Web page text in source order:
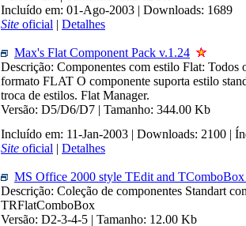
Incluído em: 01-Ago-2003 | Downloads: 1689
Site oficial | Detalhes
Max's Flat Component Pack v.1.24
Descrição: Componentes com estilo Flat: Todos
formato FLAT O componente suporta estilo
troca de estilos. Flat Manager.
Versão: D5/D6/D7 | Tamanho: 344.00 Kb
Incluído em: 11-Jan-2003 | Downloads: 2100 |
Site oficial | Detalhes
MS Office 2000 style TEdit and
Descrição: Coleção de componentes Standart
TRFlatComboBox
Versão: D2-3-4-5 | Tamanho: 12.00 Kb